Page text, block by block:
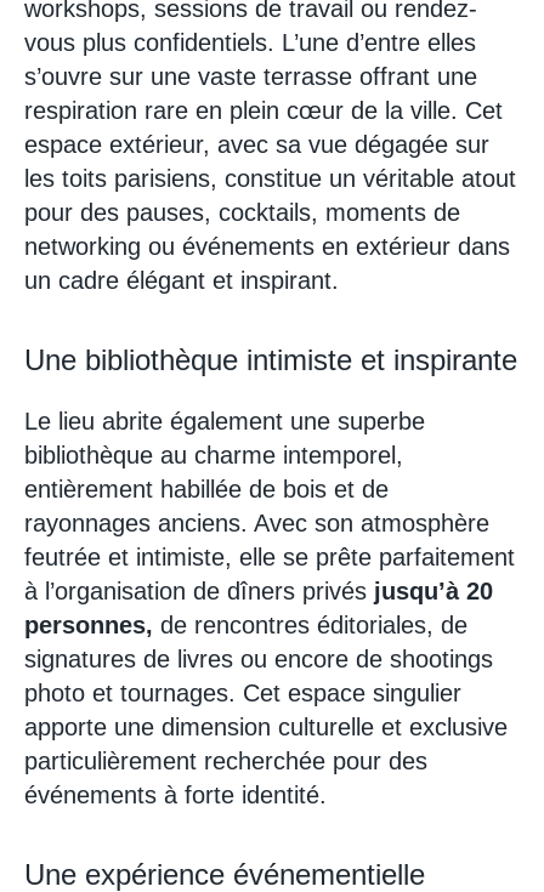
workshops, sessions de travail ou rendez-
vous plus confidentiels. L’une d’entre elles
s’ouvre sur une vaste terrasse offrant une
respiration rare en plein cœur de la ville. Cet
espace extérieur, avec sa vue dégagée sur
les toits parisiens, constitue un véritable atout
pour des pauses, cocktails, moments de
networking ou événements en extérieur dans
un cadre élégant et inspirant.
Une bibliothèque intimiste et inspirante
Le lieu abrite également une superbe
bibliothèque au charme intemporel,
entièrement habillée de bois et de
rayonnages anciens. Avec son atmosphère
feutrée et intimiste, elle se prête parfaitement
à l’organisation de dîners privés jusqu’à 20
personnes, de rencontres éditoriales, de
signatures de livres ou encore de shootings
photo et tournages. Cet espace singulier
apporte une dimension culturelle et exclusive
particulièrement recherchée pour des
événements à forte identité.
Une expérience événementielle